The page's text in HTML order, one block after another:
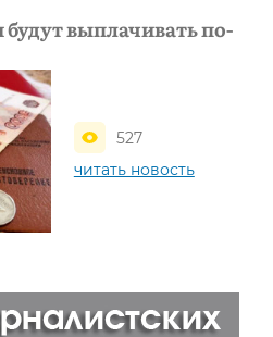
выплачивать по-
527
читать новость